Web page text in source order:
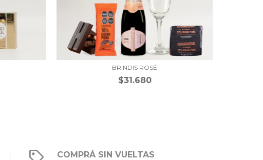
BRINDIS ROSÉ
$31.680
COMPRÁ SIN VUELTAS